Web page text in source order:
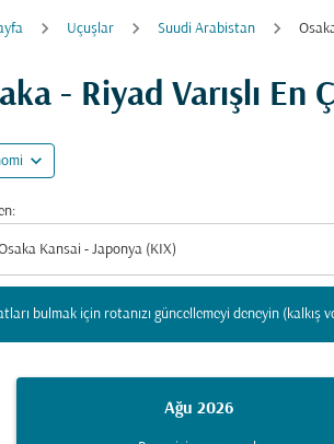
Uçuşlar Suudi Arabistan
- Riyad Varışlı En
expand_more
bulmak için rotanızı güncellemeyi deneyin
bulmak için rotanızı güncellemeyi
Ağu 2026